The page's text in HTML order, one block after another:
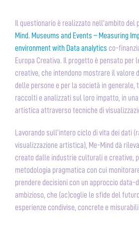
Il questionario è realizzato nell’ambito del
Mind. Museums and Events – Measuring
environment with Data analytics co-
Europa Creativa. Il progetto è pensato per
creative, che intendono mostrare il valore
delle persone e per la società in generale,
raccolti e analizzati sul loro impatto, in
artistica attraverso tecniche di
Lavorando sull’intero ciclo di vita dei dati
visualizzazione artistica), Me-Mind dà
creato dalle industrie culturali e creative,
metodologia pragmatica con cui
prendere decisioni con un approccio data-
ambizioso, che (ac)coglie le sfide del
esperienze condivise, concrete e